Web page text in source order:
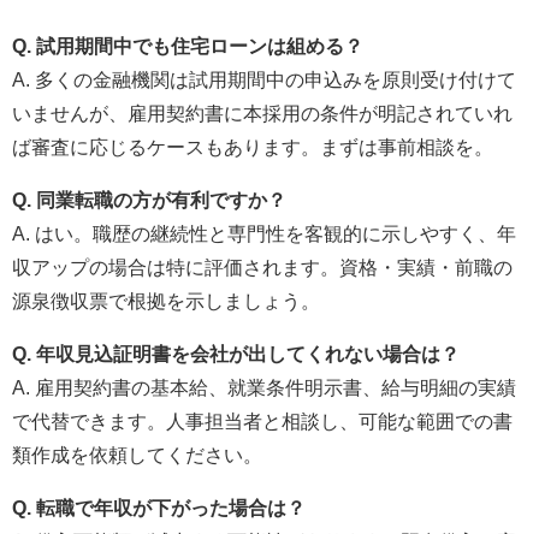
Q. 試用期間中でも住宅ローンは組める？
A. 多くの金融機関は試用期間中の申込みを原則受け付けて
いませんが、雇用契約書に本採用の条件が明記されていれ
ば審査に応じるケースもあります。まずは事前相談を。
Q. 同業転職の方が有利ですか？
A. はい。職歴の継続性と専門性を客観的に示しやすく、年
収アップの場合は特に評価されます。資格・実績・前職の
源泉徴収票で根拠を示しましょう。
Q. 年収見込証明書を会社が出してくれない場合は？
A. 雇用契約書の基本給、就業条件明示書、給与明細の実績
で代替できます。人事担当者と相談し、可能な範囲での書
類作成を依頼してください。
Q. 転職で年収が下がった場合は？